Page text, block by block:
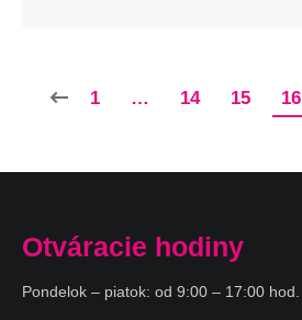
1 … 14 15 16
Otváracie hodiny
Pondelok – piatok: od 9:00 – 17:00 hod.